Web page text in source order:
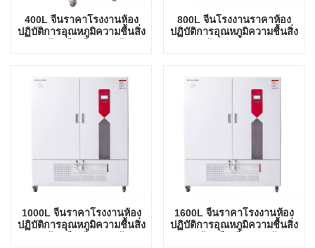
400L จีนราคาโรงงานห้อง
ปฏิบัติการอุณหภูมิความชื้นสิ่ง
800L จีนโรงงานราคาห้อง
ปฏิบัติการอุณหภูมิความชื้นสิ่ง
1000L จีนราคาโรงงานห้อง
ปฏิบัติการอุณหภูมิความชื้นสิ่ง
1600L จีนราคาโรงงานห้อง
ปฏิบัติการอุณหภูมิความชื้นสิ่ง